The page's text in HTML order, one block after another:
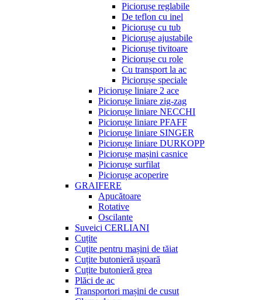
Piciorușe reglabile
De teflon cu inel
Piciorușe cu tub
Piciorușe ajustabile
Piciorușe tivitoare
Piciorușe cu role
Cu transport la ac
Piciorușe speciale
Piciorușe liniare 2 ace
Piciorușe liniare zig-zag
Piciorușe liniare NECCHI
Piciorușe liniare PFAFF
Piciorușe liniare SINGER
Piciorușe liniare DURKOPP
Piciorușe mașini casnice
Piciorușe surfilat
Piciorușe acoperire
GRAIFERE
Apucătoare
Rotative
Oscilante
Suveici CERLIANI
Cuțite
Cuțite pentru mașini de tăiat
Cuțite butonieră ușoară
Cuțite butonieră grea
Plăci de ac
Transportori mașini de cusut